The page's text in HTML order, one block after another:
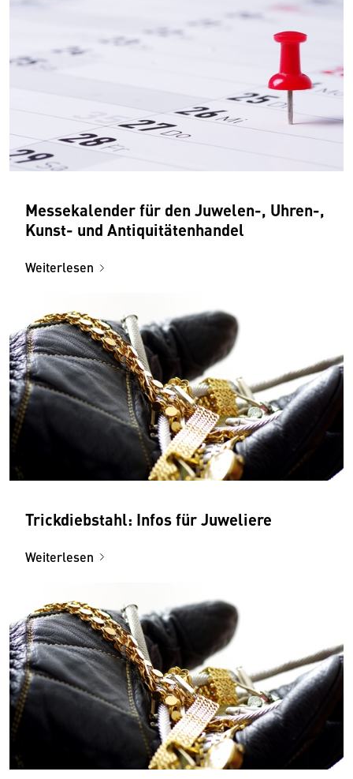
Messekalender für den Juwelen-, Uhren-,
Kunst- und Antiquitätenhandel
Weiterlesen
Trickdiebstahl: Infos für Juweliere
Weiterlesen